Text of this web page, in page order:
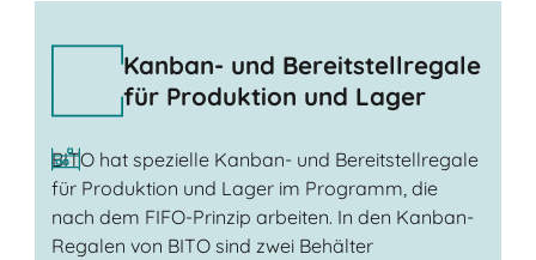
Kanban- und Bereitstellregale
für Produktion und Lager
BITO hat spezielle Kanban- und Bereitstellregale
für Produktion und Lager im Programm, die
nach dem FIFO-Prinzip arbeiten. In den Kanban-
Regalen von BITO sind zwei Behälter